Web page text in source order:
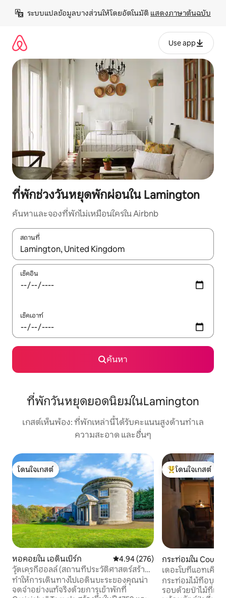
เนื้อหา
ระบบแปลข้อมูลบางส่วนให้โดยอัตโนมัติ แสดงภาษาต้นฉบับ
Use app
ที่พักช่วงวันหยุดพักผ่อนใน Lamington
ค้นหาและจองที่พักไม่เหมือนใครใน Airbnb
สถานที่
ใช้ลูกศรขึ้นลง หรือใช้การสัมผัสหรือปัด เพื่อสำรวจผลการค้นหา
เช็คอิน
เช็คเอาท์
ค้นหา
ที่พักวันหยุดยอดนิยมในLamington
เกสต์เห็นพ้อง: ที่พักเหล่านี้ได้รับคะแนนสูงด้านทำเล
ความสะอาด และอื่นๆ
โดนใจเกสต์
โดนใจเกสต์
หอคอยใน เอดินเบิร์ก คะแนนเฉลี่ย 4.94 จาก 5, 276 รีวิว
4.94 (276)
วัดเครกีฮอลล์ (สถานที่ประวัติศาสตร์สร้าง
ขึ้นเมื่อปี 1759)
ทำให้การเดินทางไปเอดินบะระของคุณน่า
จดจำอย่างแท้จริงด้วยการเข้าพักที่
โดนใจเกสต์ที่สุด
โดนใจเกสต์
กระท่อมใน
เดอะโบทีแอทเคิร์ก
กระท่อมไม้ที่อบอุ่
รอบด้วยป่าไม้ที่เป็